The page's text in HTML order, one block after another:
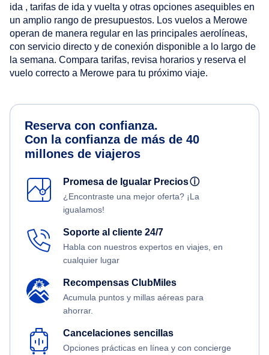
ida , tarifas de ida y vuelta y otras opciones asequibles en
un amplio rango de presupuestos. Los vuelos a Merowe
operan de manera regular en las principales aerolíneas,
con servicio directo y de conexión disponible a lo largo de
la semana. Compara tarifas, revisa horarios y reserva el
vuelo correcto a Merowe para tu próximo viaje.
Reserva con confianza.
Con la confianza de más de 40
millones de viajeros
Promesa de Igualar Preciosⓘ
¿Encontraste una mejor oferta? ¡La
igualamos!
Soporte al cliente 24/7
Habla con nuestros expertos en viajes, en
cualquier lugar
Recompensas ClubMiles
Acumula puntos y millas aéreas para
ahorrar.
Cancelaciones sencillas
Opciones prácticas en línea y con concierge